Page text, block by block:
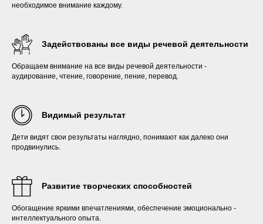
необходимое внимание каждому.
Задействованы все виды речевой деятельности
Обращаем внимание на все виды речевой деятельности -
аудирование, чтение, говорение, пение, перевод.
Видимый результат
Дети видят свои результаты наглядно, понимают как далеко они
продвинулись.
Развитие творческих способностей
Обогащение яркими впечатлениями, обеспечение эмоционально -
интеллектуального опыта.